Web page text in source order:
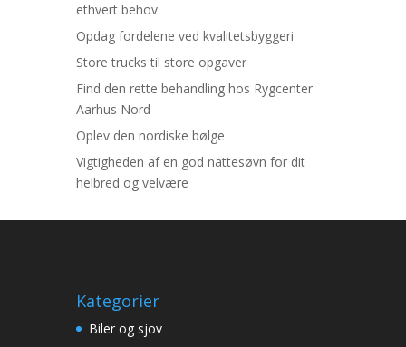
ethvert behov
Opdag fordelene ved kvalitetsbyggeri
Store trucks til store opgaver
Find den rette behandling hos Rygcenter
Aarhus Nord
Oplev den nordiske bølge
Vigtigheden af en god nattesøvn for dit
helbred og velvære
Kategorier
Biler og sjov